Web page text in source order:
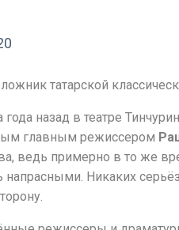
татарской
года назад в театре
главным режиссером
ведь примерно в то же
напрасными. Никаких